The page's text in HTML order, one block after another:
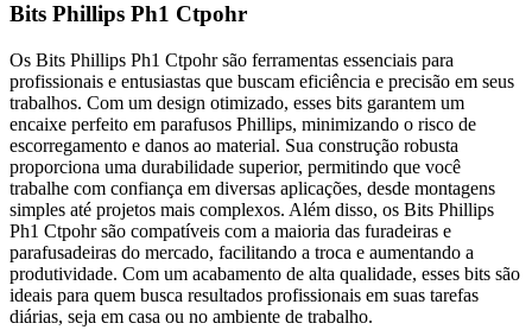
Bits Phillips Ph1 Ctpohr
Os Bits Phillips Ph1 Ctpohr são ferramentas essenciais para
profissionais e entusiastas que buscam eficiência e precisão em seus
trabalhos. Com um design otimizado, esses bits garantem um
encaixe perfeito em parafusos Phillips, minimizando o risco de
escorregamento e danos ao material. Sua construção robusta
proporciona uma durabilidade superior, permitindo que você
trabalhe com confiança em diversas aplicações, desde montagens
simples até projetos mais complexos. Além disso, os Bits Phillips
Ph1 Ctpohr são compatíveis com a maioria das furadeiras e
parafusadeiras do mercado, facilitando a troca e aumentando a
produtividade. Com um acabamento de alta qualidade, esses bits são
ideais para quem busca resultados profissionais em suas tarefas
diárias, seja em casa ou no ambiente de trabalho.